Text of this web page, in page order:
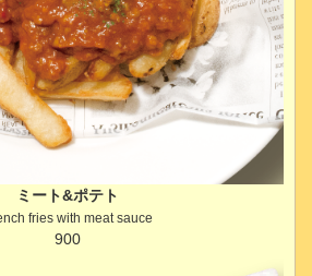
ミート&ポテト
fries with meat sauce
900